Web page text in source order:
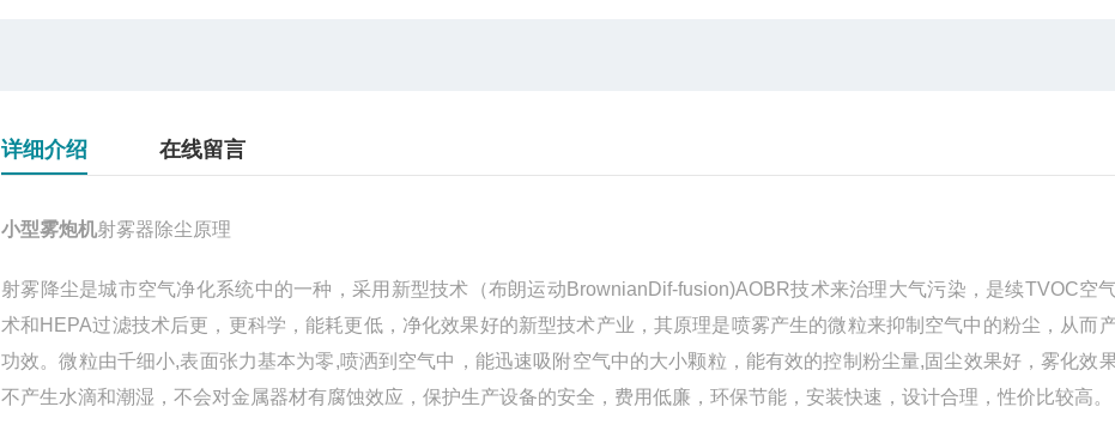
详细介绍 在线留言
小型雾炮机射雾器除尘原理
射雾降尘是城市空气净化系统中的一种，采用新型技术（布朗运动BrownianDif-fusion)AOBR技术来治理大气污染，是续TVOC空
术和HEPA过滤技术后更，更科学，能耗更低，净化效果好的新型技术产业，其原理是喷雾产生的微粒来抑制空气中的粉尘，从而
功效。微粒由千细小,表面张力基本为零,喷洒到空气中，能迅速吸附空气中的大小颗粒，能有效的控制粉尘量,固尘效果好，雾化效
不产生水滴和潮湿，不会对金属器材有腐蚀效应，保护生产设备的安全，费用低廉，环保节能，安装快速，设计合理，性价比较高。